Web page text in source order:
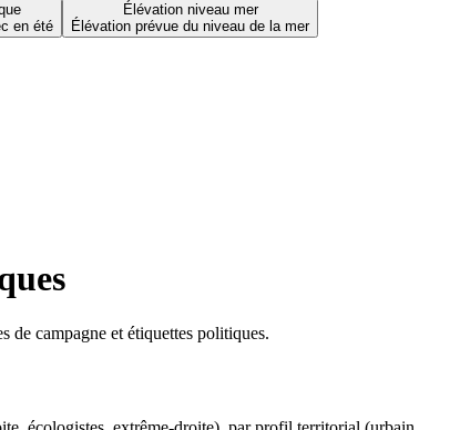
en été
Élévation niveau mer
Élévation prévue du niveau de la mer
de campagne et étiquettes politiques.